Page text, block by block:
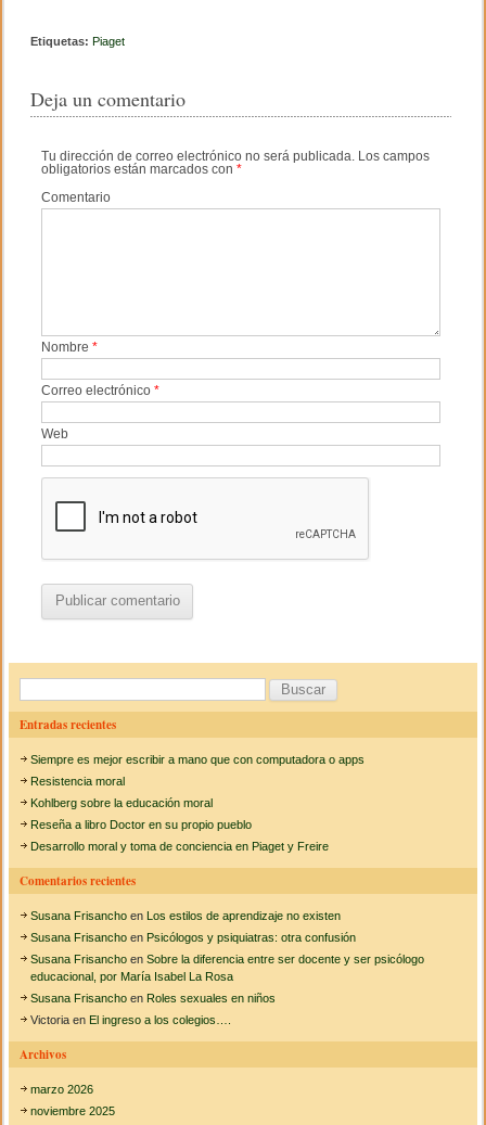
c
b
o
o
k
tt
ar
tir
Etiquetas: Piaget
Deja un comentario
Tu dirección de correo electrónico no será publicada. Los campos
obligatorios están marcados con*
Comentario
Nombre*
Correo electrónico*
Web
u
c
a
Entradas recientes
Siempre es mejor escribir a mano que con computadora o apps
Resistencia moral
Kohlberg sobre la educación moral
Reseña a libro Doctor en su propio pueblo
Desarrollo moral y toma de conciencia en Piaget y Freire
Comentarios recientes
Susana Frisancho enLos estilos de aprendizaje no existen
Susana Frisancho enPsicólogos y psiquiatras: otra confusión
Susana Frisancho enSobre la diferencia entre ser docente y ser psicólogo
educacional, por María Isabel La Rosa
Susana Frisancho enRoles sexuales en niños
Victoria enEl ingreso a los colegios….
Archivos
marzo 2026
noviembre 2025